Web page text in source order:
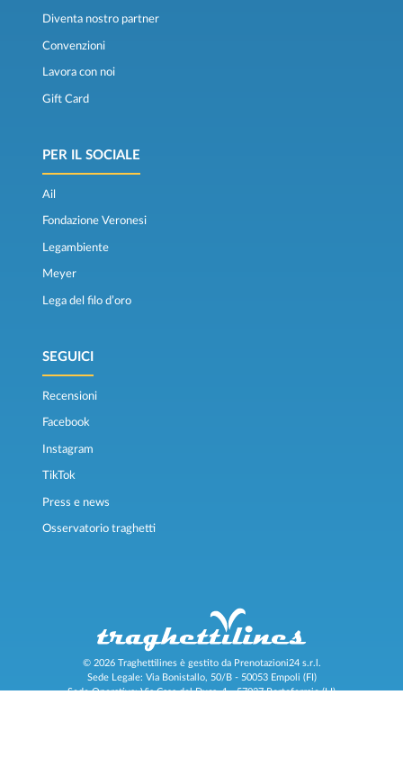
Diventa nostro partner
Convenzioni
Lavora con noi
Gift Card
PER IL SOCIALE
Ail
Fondazione Veronesi
Legambiente
Meyer
Lega del filo d’oro
SEGUICI
Recensioni
Facebook
Instagram
TikTok
Press e news
Osservatorio traghetti
© 2026 Traghettilines è gestito da Prenotazioni24 s.r.l.
Sede Legale: Via Bonistallo, 50/B - 50053 Empoli (FI)
Sede Operativa: Via Casa del Duca, 1 - 57037 Portoferraio (LI)